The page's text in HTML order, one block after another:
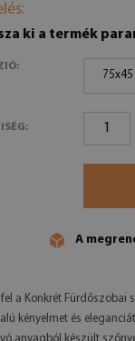
ki a termék
75x45
A
fel a Konkrét
kényelmet és